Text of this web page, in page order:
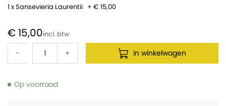
Op voorraad
1 x Sansevieria Laurentii + € 15,00
€ 15,00
- + In winkelwagen